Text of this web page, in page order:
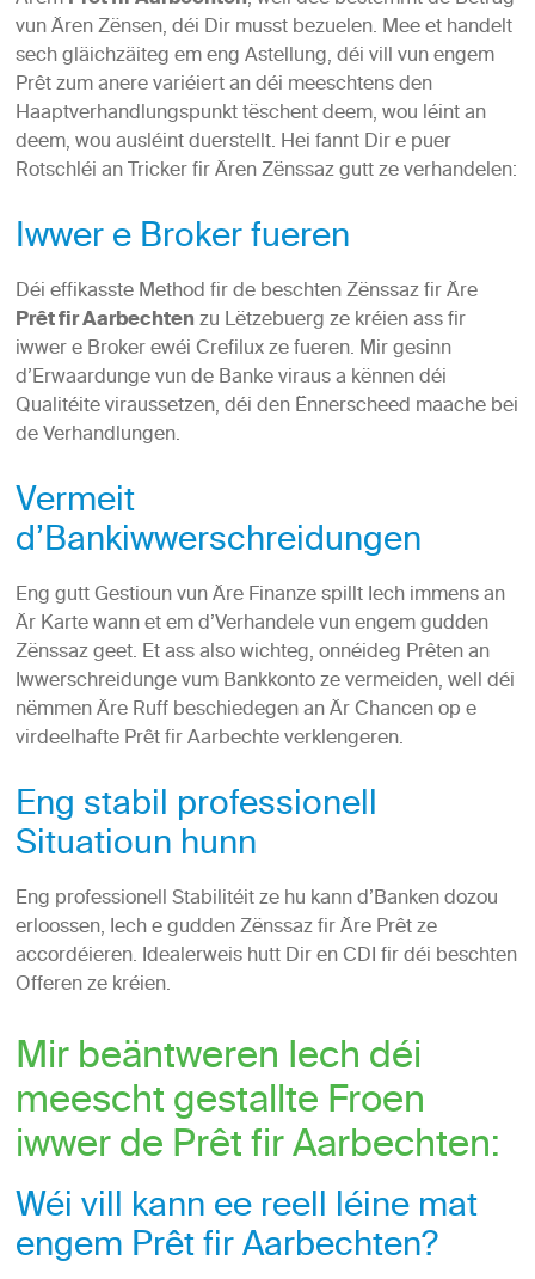
vun Ären Zënsen, déi Dir musst bezuelen. Mee et handelt
sech gläichzäiteg em eng Astellung, déi vill vun engem
Prêt zum anere variéiert an déi meeschtens den
Haaptverhandlungspunkt tëschent deem, wou léint an
deem, wou ausléint duerstellt. Hei fannt Dir e puer
Rotschléi an Tricker fir Ären Zënssaz gutt ze verhandelen:
Iwwer e Broker fueren
Déi effikasste Method fir de beschten Zënssaz fir Äre
Prêt fir Aarbechtenzu Lëtzebuerg ze kréien ass fir
iwwer e Broker ewéi Crefilux ze fueren. Mir gesinn
d’Erwaardunge vun de Banke viraus a kënnen déi
Qualitéite viraussetzen, déi den Ënnerscheed maache bei
de Verhandlungen.
Vermeit
d’Bankiwwerschreidungen
Eng gutt Gestioun vun Äre Finanze spillt Iech immens an
Är Karte wann et em d’Verhandele vun engem gudden
Zënssaz geet. Et ass also wichteg, onnéideg Prêten an
Iwwerschreidunge vum Bankkonto ze vermeiden, well déi
nëmmen Äre Ruff beschiedegen an Är Chancen op e
virdeelhafte Prêt fir Aarbechte verklengeren.
Eng stabil professionell
Situatioun hunn
Eng professionell Stabilitéit ze hu kann d’Banken dozou
erloossen, Iech e gudden Zënssaz fir Äre Prêt ze
accordéieren. Idealerweis hutt Dir en CDI fir déi beschten
Offeren ze kréien.
Mir beäntweren Iech déi
meescht gestallte Froen
iwwer de Prêt fir Aarbechten:
Wéi vill kann ee reell léine mat
engem Prêt fir Aarbechten?